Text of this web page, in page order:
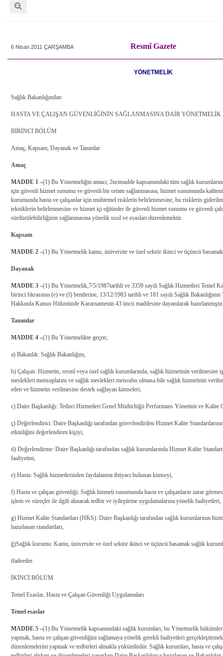
6 Nisan 2011 ÇARŞAMBA Resmî Gazete
YÖNETMELİK
Sağlık Bakanlığından:
HASTA VE ÇALIŞAN GÜVENLİĞİNİN SAĞLANMASINA DAİR YÖNETMELİK
BİRİNCİ BÖLÜM
Amaç, Kapsam, Dayanak ve Tanımlar
Amaç
MADDE 1 –(1) Bu Yönetmeliğin amacı; 2ncimadde kapsamındaki tüm sağlık
için güvenli hizmet sunumu ve güvenli bir ortam sağlanmasına, hizmet sunumunda
kurumunda hasta ve çalışanlar için muhtemel risklerin belirlenmesine, bu risklerin
tekniklerin belirlenmesine ve hizmet içi eğitimler ile güvenli hizmet sunumu ve güvenli
sürdürülebilirliğinin sağlanmasına yönelik usul ve esasları düzenlemektir.
Kapsam
MADDE 2 –(1) Bu Yönetmelik kamu, üniversite ve özel sektör ikinci ve üçüncü basamak
Dayanak
MADDE 3 –(1) Bu Yönetmelik,7/5/1987tarihli ve 3359 sayılı Sağlık Hizmetleri Temel
birinci fıkrasının (e) ve (f) bentlerine, 13/12/1983 tarihli ve 181 sayılı Sağlık
Hakkında Kanun Hükmünde Kararnamenin 43 üncü maddesine dayanılarak
Tanımlar
MADDE 4 –(1) Bu Yönetmelikte geçen;
a) Bakanlık: Sağlık Bakanlığını,
b) Çalışan: Hizmetin, resmî veya özel sağlık kurumlarında, sağlık hizmetinin verilmesine
meslekleri mensuplarını ve sağlık meslekleri mensubu olmasa bile sağlık hizmetinin
eden ve hizmetin verilmesine destek sağlayan kimseleri,
c) Daire Başkanlığı: Tedavi Hizmetleri Genel Müdürlüğü Performans Yönetimi ve Kalite
ç) Değerlendirici: Daire Başkanlığı tarafından görevlendirilen Hizmet Kalite
etkinliğini değerlendiren kişiyi,
d) Değerlendirme: Daire Başkanlığı tarafından sağlık kurumlarında Hizmet Kalite
faaliyetini,
e) Hasta: Sağlık hizmetlerinden faydalanma ihtiyacı bulunan kimseyi,
f) Hasta ve çalışan güvenliği: Sağlık hizmeti sunumunda hasta ve çalışanların zarar
işlem ve süreçler ile ilgili alınacak tedbir ve iyileştirme uygulamalarına yönelik faaliyetleri,
g) Hizmet Kalite Standartları (HKS): Daire Başkanlığı tarafından sağlık kurumlarının
hazırlanan standartları,
ğ)Sağlık kurumu: Kamu, üniversite ve özel sektör ikinci ve üçüncü basamak sağlık
ifadeeder.
İKİNCİ BÖLÜM
Temel Esaslar, Hasta ve Çalışan Güvenliği Uygulamaları
Temel esaslar
MADDE 5 –(1) Bu Yönetmelik kapsamındaki sağlık kurumları; bu Yönetmelik
yapmak, hasta ve çalışan güvenliğini sağlamaya yönelik gerekli faaliyetleri
düzenlemelerini yapmak ve tedbirleri almakla yükümlüdür. Sağlık kurumları, hasta ve